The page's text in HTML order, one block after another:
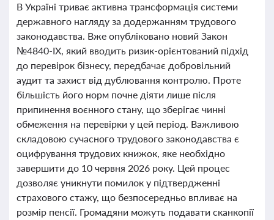
В Україні триває активна трансформація системи
державного нагляду за додержанням трудового
законодавства. Вже опубліковано новий Закон
№4840-IX, який вводить ризик-орієнтований підхід
до перевірок бізнесу, передбачає добровільний
аудит та захист від дублювання контролю. Проте
більшість його норм почне діяти лише після
припинення воєнного стану, що зберігає чинні
обмеження на перевірки у цей період. Важливою
складовою сучасного трудового законодавства є
оцифрування трудових книжок, яке необхідно
завершити до 10 червня 2026 року. Цей процес
дозволяє уникнути помилок у підтвердженні
страхового стажу, що безпосередньо впливає на
розмір пенсії. Громадяни можуть подавати сканкопії